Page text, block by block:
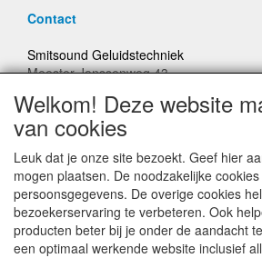
Contact
Smitsound Geluidstechniek
Meester Janssenweg 43
E-mail: info@smitsound.nl
Telefoon: +31-(0)6-22256322
Bestellingen binnen Nederland,
voor € 6,95
Prijzen inclusief 21% BTW, tenzij
Welkom! Deze website
van cookies
Leuk dat je onze site bezoekt. Geef hier
mogen plaatsen. De noodzakelijke
persoonsgegevens. De overige cookies
bezoekerservaring te verbeteren. Ook
producten beter bij je onder de aandacht
een optimaal werkende website inclusief